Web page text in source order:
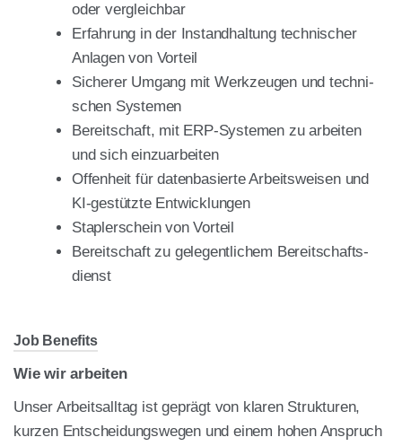
oder ver­gleich­bar
Erfah­rung in der Instand­hal­tung tech­ni­scher
Anla­gen von Vor­teil
Siche­rer Umgang mit Werk­zeu­gen und tech­ni­
schen Sys­te­men
Bereit­schaft, mit ERP-Sys­te­men zu arbei­ten
und sich ein­zu­ar­bei­ten
Offen­heit für daten­ba­sier­te Arbeits­wei­sen und
KI-gestütz­te Ent­wick­lun­gen
Stap­ler­schein von Vor­teil
Bereit­schaft zu gele­gent­li­chem Bereit­schafts­
dienst
Job Bene­fits
Wie wir arbei­ten
Unser Arbeits­all­tag ist geprägt von kla­ren Struk­tu­ren,
kur­zen Ent­schei­dungs­we­gen und einem hohen Anspruch